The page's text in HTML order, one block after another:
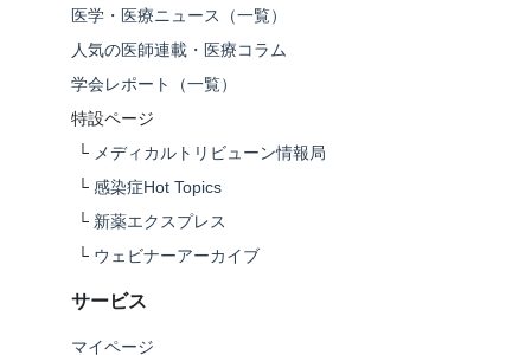
医学・医療ニュース（一覧）
人気の医師連載・医療コラム
学会レポート（一覧）
特設ページ
└ メディカルトリビューン情報局
└ 感染症Hot Topics
└ 新薬エクスプレス
└ ウェビナーアーカイブ
サービス
マイページ